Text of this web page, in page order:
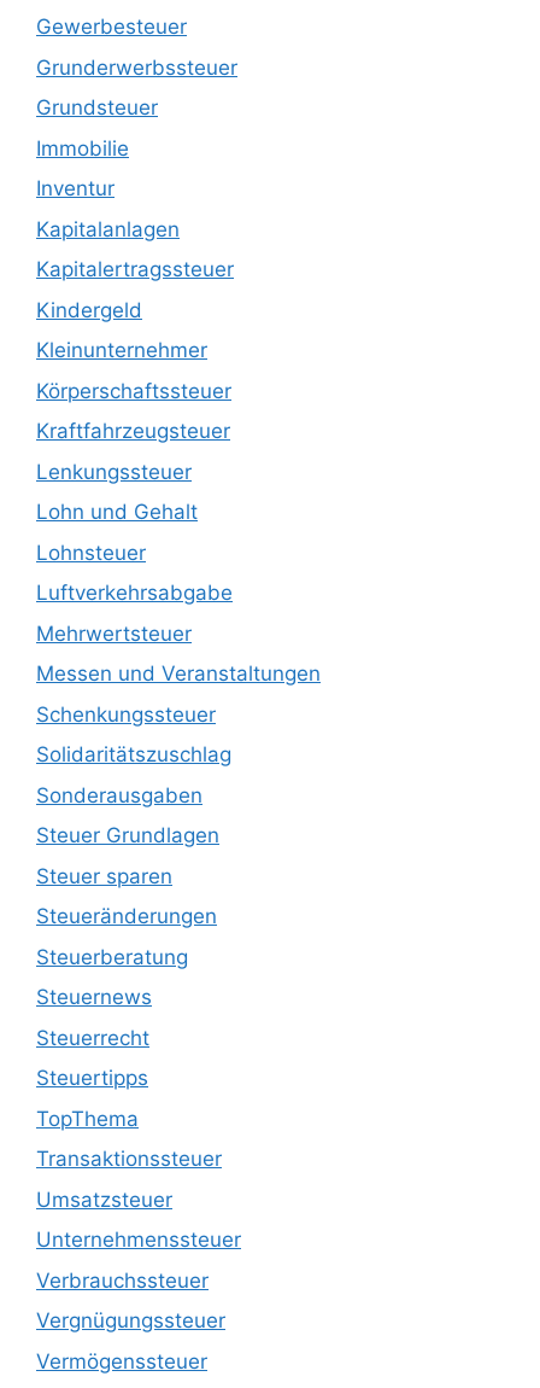
Gewerbesteuer
Grunderwerbssteuer
Grundsteuer
Immobilie
Inventur
Kapitalanlagen
Kapitalertragssteuer
Kindergeld
Kleinunternehmer
Körperschaftssteuer
Kraftfahrzeugsteuer
Lenkungssteuer
Lohn und Gehalt
Lohnsteuer
Luftverkehrsabgabe
Mehrwertsteuer
Messen und Veranstaltungen
Schenkungssteuer
Solidaritätszuschlag
Sonderausgaben
Steuer Grundlagen
Steuer sparen
Steueränderungen
Steuerberatung
Steuernews
Steuerrecht
Steuertipps
TopThema
Transaktionssteuer
Umsatzsteuer
Unternehmenssteuer
Verbrauchssteuer
Vergnügungssteuer
Vermögenssteuer